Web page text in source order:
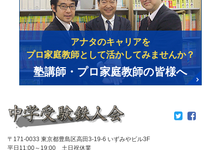
〒171-0033 東京都豊島区高田3-19-6 いずみやビル3F
平日11:00～19:00 土日祝休業
アナタのキャリアを
プロ家庭教師として活かしてみませんか？
塾講師・プロ家庭教師の皆様へ